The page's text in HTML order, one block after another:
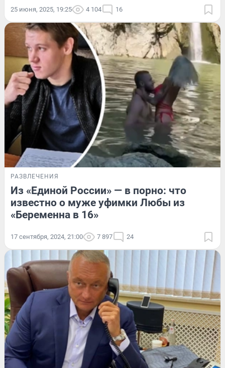
25 июня, 2025, 19:25 4 104 16
РАЗВЛЕЧЕНИЯ
Из «Единой России» — в порно: что
известно о муже уфимки Любы из
«Беременна в 16»
17 сентября, 2024, 21:00 7 897 24